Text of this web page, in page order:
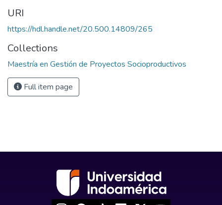
URI
https://hdl.handle.net/20.500.14809/265
Collections
Maestría en Gestión de Proyectos Socioproductivos
Full item page